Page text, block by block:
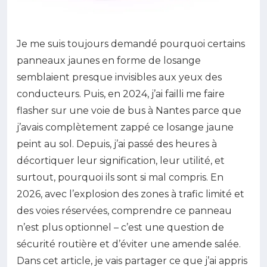
Je me suis toujours demandé pourquoi certains
panneaux jaunes en forme de losange
semblaient presque invisibles aux yeux des
conducteurs. Puis, en 2024, j’ai failli me faire
flasher sur une voie de bus à Nantes parce que
j’avais complètement zappé ce losange jaune
peint au sol. Depuis, j’ai passé des heures à
décortiquer leur signification, leur utilité, et
surtout, pourquoi ils sont si mal compris. En
2026, avec l’explosion des zones à trafic limité et
des voies réservées, comprendre ce panneau
n’est plus optionnel – c’est une question de
sécurité routière et d’éviter une amende salée.
Dans cet article, je vais partager ce que j’ai appris